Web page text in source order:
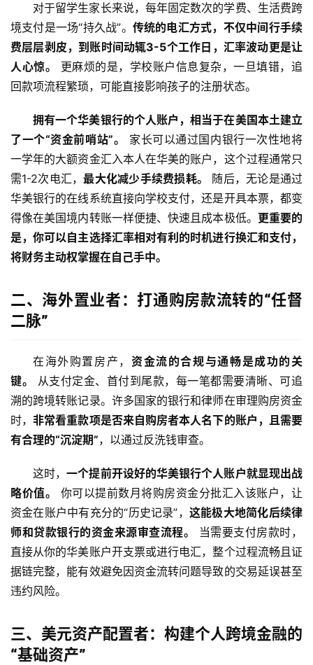
对于留学生家长来说，每年固定数次的学费、生活费跨
境支付是一场“持久战”。 传统的电汇方式，不仅中间行手续
费层层剥皮，到账时间动辄3-5个工作日，汇率波动更是让
人心惊。
更麻烦的是，学校账户信息复杂，一旦填错，追
回款项流程繁琐，可能直接影响孩子的注册状态。
拥有一个华美银行的个人账户，相当于在美国本土建立
了一个“资金前哨站”。
家长可以通过国内银行一次性地将
一学年的大额资金汇入本人在华美的账户，这个过程通常只
需1-2次电汇，最大化减少手续费损耗。
随后，无论是通过
华美银行的在线系统直接向学校支付，还是开具本票，都变
得像在美国境内转账一样便捷、快速且成本极低。 更重要的
是，你可以自主选择汇率相对有利的时机进行换汇和支付，
将财务主动权掌握在自己手中。
二、海外置业者：打通购房款流转的“任督
二脉”
在海外购置房产， 资金流的合规与通畅是成功的关
键。
从支付定金、首付到尾款，每一笔都需要清晰、可追
溯的跨境转账记录。许多国家的银行和律师在审理购房资金
时，非常看重款项是否来自购房者本人名下的账户，且需要
有合理的“沉淀期”，以通过反洗钱审查。
这时，一个提前开设好的华美银行个人账户就显现出战
略价值。
你可以提前数月将购房资金分批汇入该账户，让
资金在账户中有充分的“历史记录”， 这能极大地简化后续律
师和贷款银行的资金来源审查流程。
当需要支付房款时，
直接从你的华美账户开支票或进行电汇，整个过程流畅且证
据链完整，能有效避免因资金流转问题导致的交易延误甚至
违约风险。
三、美元资产配置者：构建个人跨境金融的
“基础资产”